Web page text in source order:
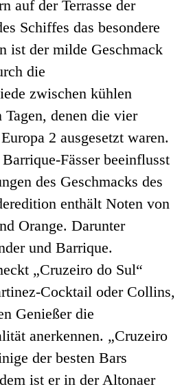
auf der Terrasse der
Schiffes das besondere
ist der milde Geschmack
die
zwischen kühlen
denen die vier
2 ausgesetzt waren.
Fässer beeinflusst
des Geschmacks des
enthält Noten von
Orange. Darunter
und Barrique.
„Cruzeiro do Sul“
Cocktail oder Collins,
Genießer die
anerkennen. „Cruzeiro
der besten Bars
ist er in der Altonaer